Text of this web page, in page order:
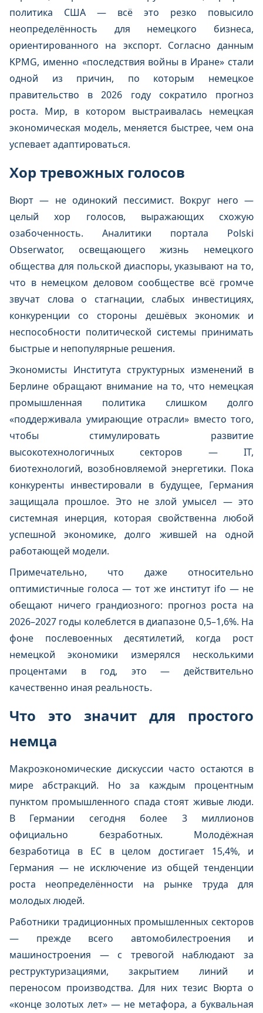
политика США — всё это резко повысило
неопределённость для немецкого бизнеса,
ориентированного на экспорт. Согласно данным
KPMG, именно «последствия войны в Иране» стали
одной из причин, по которым немецкое
правительство в 2026 году сократило прогноз
роста. Мир, в котором выстраивалась немецкая
экономическая модель, меняется быстрее, чем она
успевает адаптироваться.
Хор тревожных голосов
Вюрт — не одинокий пессимист. Вокруг него —
целый хор голосов, выражающих схожую
озабоченность. Аналитики портала Polski
Obserwator, освещающего жизнь немецкого
общества для польской диаспоры, указывают на то,
что в немецком деловом сообществе всё громче
звучат слова о стагнации, слабых инвестициях,
конкуренции со стороны дешёвых экономик и
неспособности политической системы принимать
быстрые и непопулярные решения.
Экономисты Института структурных изменений в
Берлине обращают внимание на то, что немецкая
промышленная политика слишком долго
«поддерживала умирающие отрасли» вместо того,
чтобы стимулировать развитие
высокотехнологичных секторов — IT,
биотехнологий, возобновляемой энергетики. Пока
конкуренты инвестировали в будущее, Германия
защищала прошлое. Это не злой умысел — это
системная инерция, которая свойственна любой
успешной экономике, долго жившей на одной
работающей модели.
Примечательно, что даже относительно
оптимистичные голоса — тот же институт ifo — не
обещают ничего грандиозного: прогноз роста на
2026–2027 годы колеблется в диапазоне 0,5–1,6%. На
фоне послевоенных десятилетий, когда рост
немецкой экономики измерялся несколькими
процентами в год, это — действительно
качественно иная реальность.
Что это значит для простого
немца
Макроэкономические дискуссии часто остаются в
мире абстракций. Но за каждым процентным
пунктом промышленного спада стоят живые люди.
В Германии сегодня более 3 миллионов
официально безработных. Молодёжная
безработица в ЕС в целом достигает 15,4%, и
Германия — не исключение из общей тенденции
роста неопределённости на рынке труда для
молодых людей.
Работники традиционных промышленных секторов
— прежде всего автомобилестроения и
машиностроения — с тревогой наблюдают за
реструктуризациями, закрытием линий и
переносом производства. Для них тезис Вюрта о
«конце золотых лет» — не метафора, а буквальная